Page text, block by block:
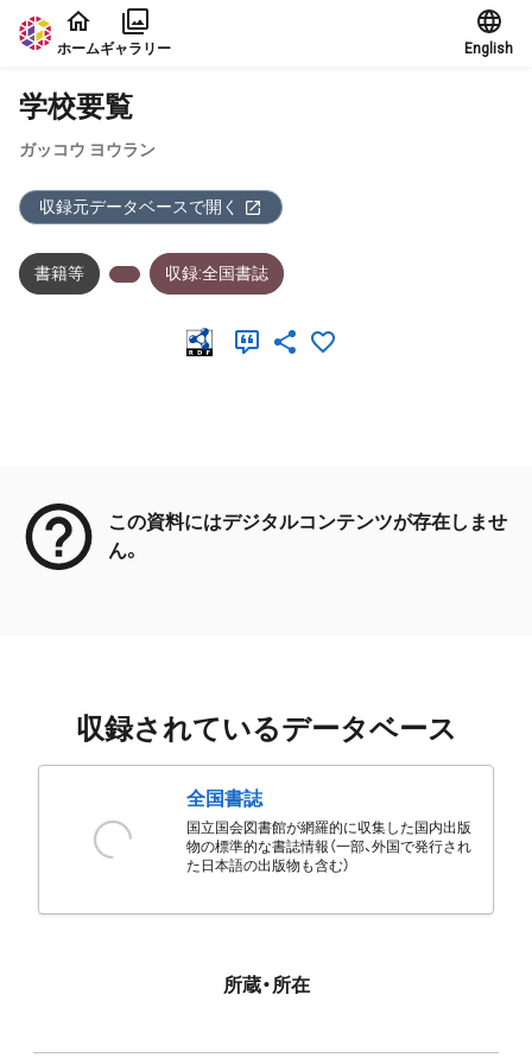
本文に飛ぶ
ホームギャラリー English
学校要覧
ガッコウ ヨウラン
収録元データベースで開く
書籍等 収録:全国書誌
この資料にはデジタルコンテンツが存在しませ
ん。
収録されているデータベース
全国書誌
国立国会図書館が網羅的に収集した国内出版
物の標準的な書誌情報（一部、外国で発行され
た日本語の出版物も含む）
所蔵・所在